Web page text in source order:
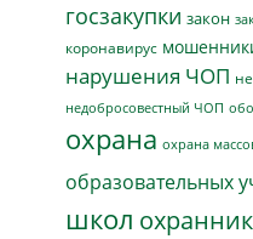
госзакупки закон
коронавирус
нарушения ЧОП
недобросовестный ЧОП
охрана охрана
образовательных
школ охранник